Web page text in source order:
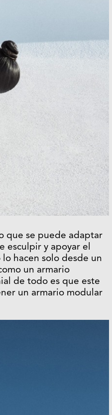
que se puede adaptar
esculpir y apoyar el
hacen solo desde un
un armario
de todo es que este
un armario modular